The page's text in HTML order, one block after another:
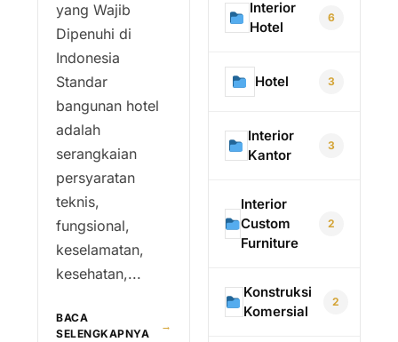
yang Wajib
Dipenuhi di
Indonesia
Standar
bangunan hotel
adalah
serangkaian
persyaratan
teknis,
fungsional,
keselamatan,
kesehatan,...
BACA
SELENGKAPNYA
→
Interior
Hotel
6
Hotel 3
Interior
Kantor
3
Interior
Custom
Furniture
2
Konstruksi
Komersial
2